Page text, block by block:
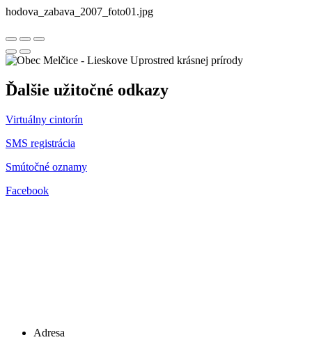
hodova_zabava_2007_foto01.jpg
Uprostred krásnej prírody
Ďalšie užitočné odkazy
Virtuálny cintorín
SMS registrácia
Smútočné oznamy
Facebook
Adresa